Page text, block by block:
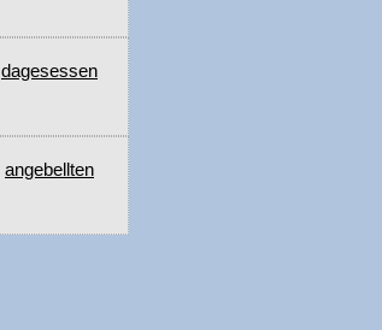
dagesessen
angebellten